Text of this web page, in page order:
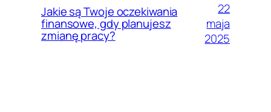
Jakie są Twoje oczekiwania
finansowe, gdy planujesz
zmianę pracy?
22
maja
2025